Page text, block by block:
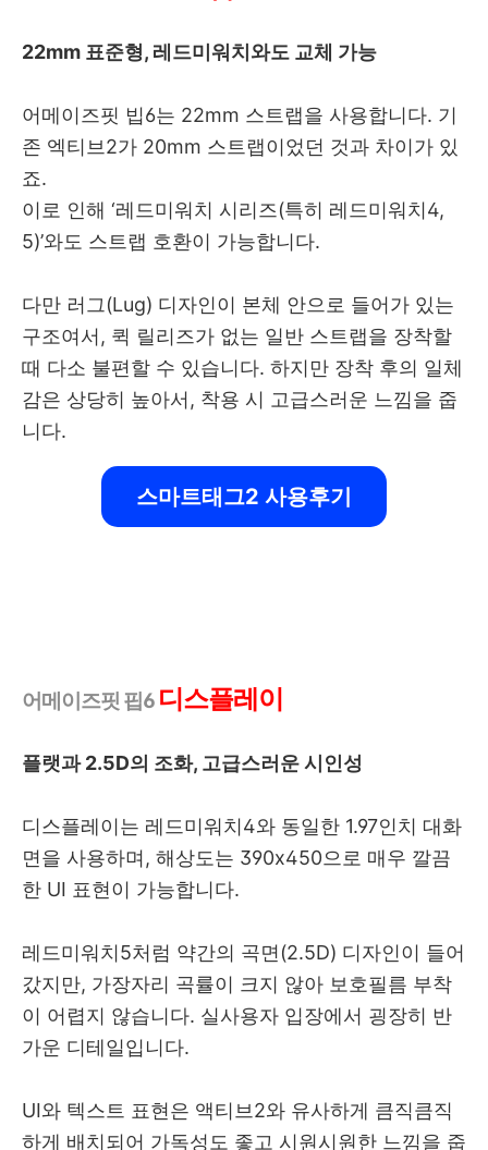
22mm 표준형, 레드미워치와도 교체 가능
어메이즈핏 빕6는 22mm 스트랩을 사용합니다. 기
존 엑티브2가 20mm 스트랩이었던 것과 차이가 있
죠.
이로 인해 ‘레드미워치 시리즈(특히 레드미워치4,
5)’와도 스트랩 호환이 가능합니다.
다만 러그(Lug) 디자인이 본체 안으로 들어가 있는
구조여서, 퀵 릴리즈가 없는 일반 스트랩을 장착할
때 다소 불편할 수 있습니다. 하지만 장착 후의 일체
감은 상당히 높아서, 착용 시 고급스러운 느낌을 줍
니다.
스마트태그2 사용후기
어메이즈핏 핍6 디스플레이
플랫과 2.5D의 조화, 고급스러운 시인성
디스플레이는 레드미워치4와 동일한 1.97인치 대화
면을 사용하며, 해상도는 390x450으로 매우 깔끔
한 UI 표현이 가능합니다.
레드미워치5처럼 약간의 곡면(2.5D) 디자인이 들어
갔지만, 가장자리 곡률이 크지 않아 보호필름 부착
이 어렵지 않습니다. 실사용자 입장에서 굉장히 반
가운 디테일입니다.
UI와 텍스트 표현은 액티브2와 유사하게 큼직큼직
하게 배치되어 가독성도 좋고 시원시원한 느낌을 줍